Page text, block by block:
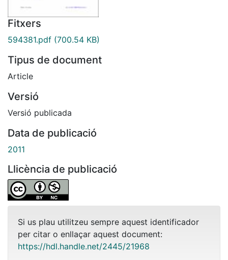
Fitxers
594381.pdf (700.54 KB)
Tipus de document
Article
Versió
Versió publicada
Data de publicació
2011
Llicència de publicació
Si us plau utilitzeu sempre aquest identificador
per citar o enllaçar aquest document:
https://hdl.handle.net/2445/21968